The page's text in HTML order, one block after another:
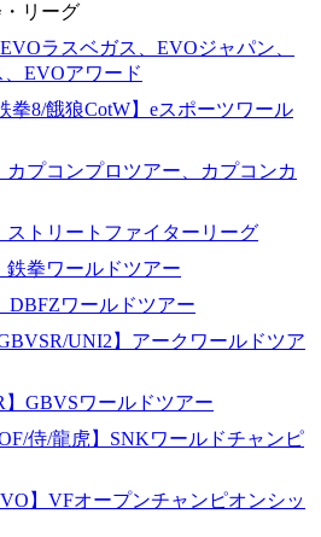
リーグ
ラスベガス、EVOジャパン、
EVOアワード
拳8/餓狼CotW】eスポーツワール
カプコンプロツアー、カプコンカ
ストリートファイターリーグ
鉄拳ワールドツアー
DBFZワールドツアー
UNI2】アークワールドツア
】GBVSワールドツアー
侍/龍虎】SNKワールドチャンピ
】VFオープンチャンピオンシッ